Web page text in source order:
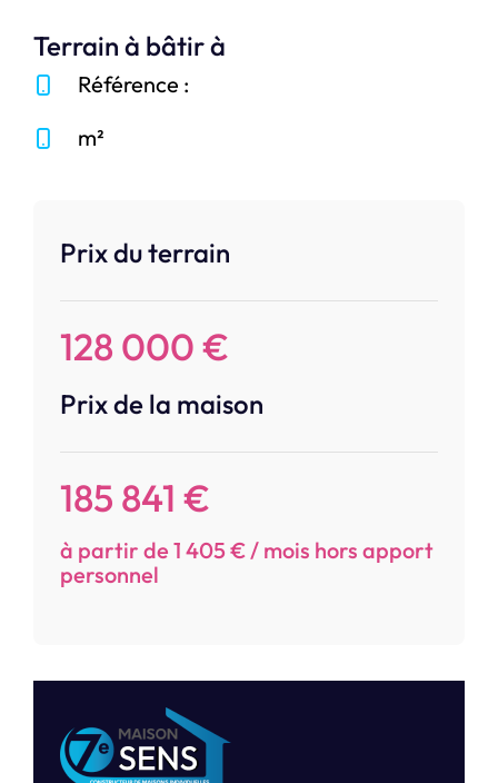
Prix du terrain
128 000 €
Prix de la maison
185 841 €
à partir de 1 405 € / mois hors apport
personnel
Terrain à bâtir à
Référence :
m²